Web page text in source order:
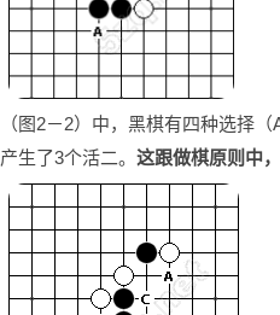
（图2－2）中，黑棋有四种选择
产生了3个活二。 这跟做棋原则中